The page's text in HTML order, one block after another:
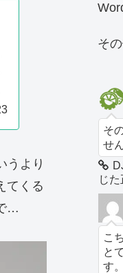
うより
てくる
…
そ
そ
せ
じ
こ
と
す